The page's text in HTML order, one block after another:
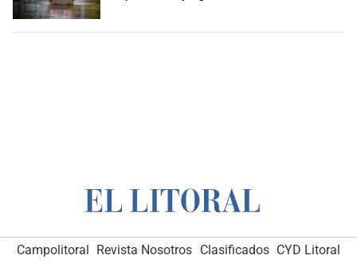
Campolitoral Revista Nosotros Clasificados CYD Litoral